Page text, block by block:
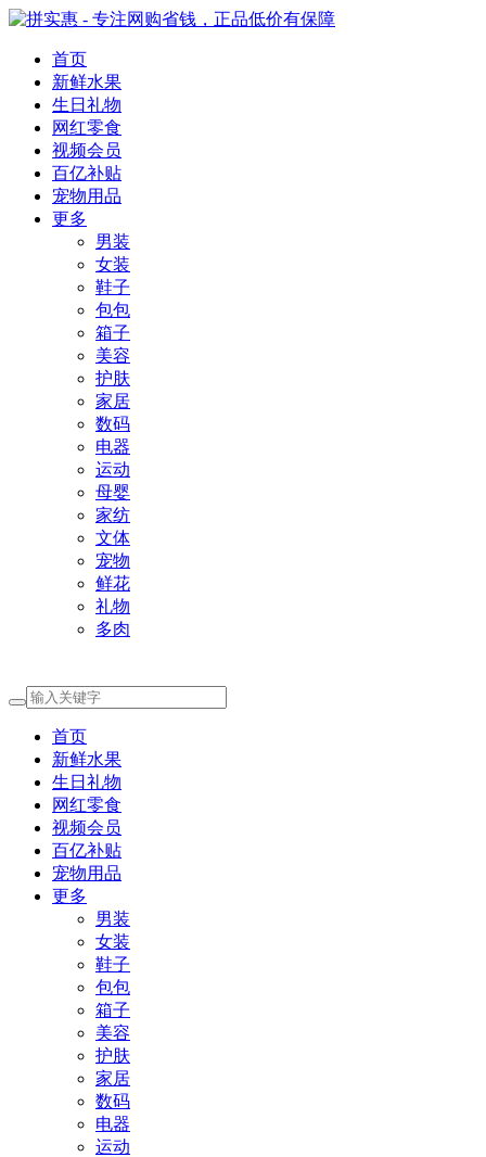
首页
新鲜水果
生日礼物
网红零食
视频会员
百亿补贴
宠物用品
更多
男装
女装
鞋子
包包
箱子
美容
护肤
家居
数码
电器
运动
母婴
家纺
文体
宠物
鲜花
礼物
多肉
首页
新鲜水果
生日礼物
网红零食
视频会员
百亿补贴
宠物用品
更多
男装
女装
鞋子
包包
箱子
美容
护肤
家居
数码
电器
运动